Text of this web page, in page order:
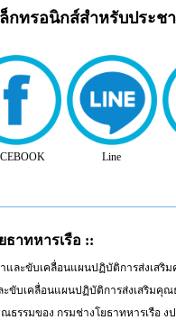
ล็กทรอนิกส์สำหรับประ
Line
าทหารเรือ ::
ละขับเคลื่อนแผนปฏิบัติการส่งเสริม
บเคลื่อนแผนปฏิบัติการส่งเสริมคุณ
ธรรมของ กรมช่างโยธาทหารเรือ